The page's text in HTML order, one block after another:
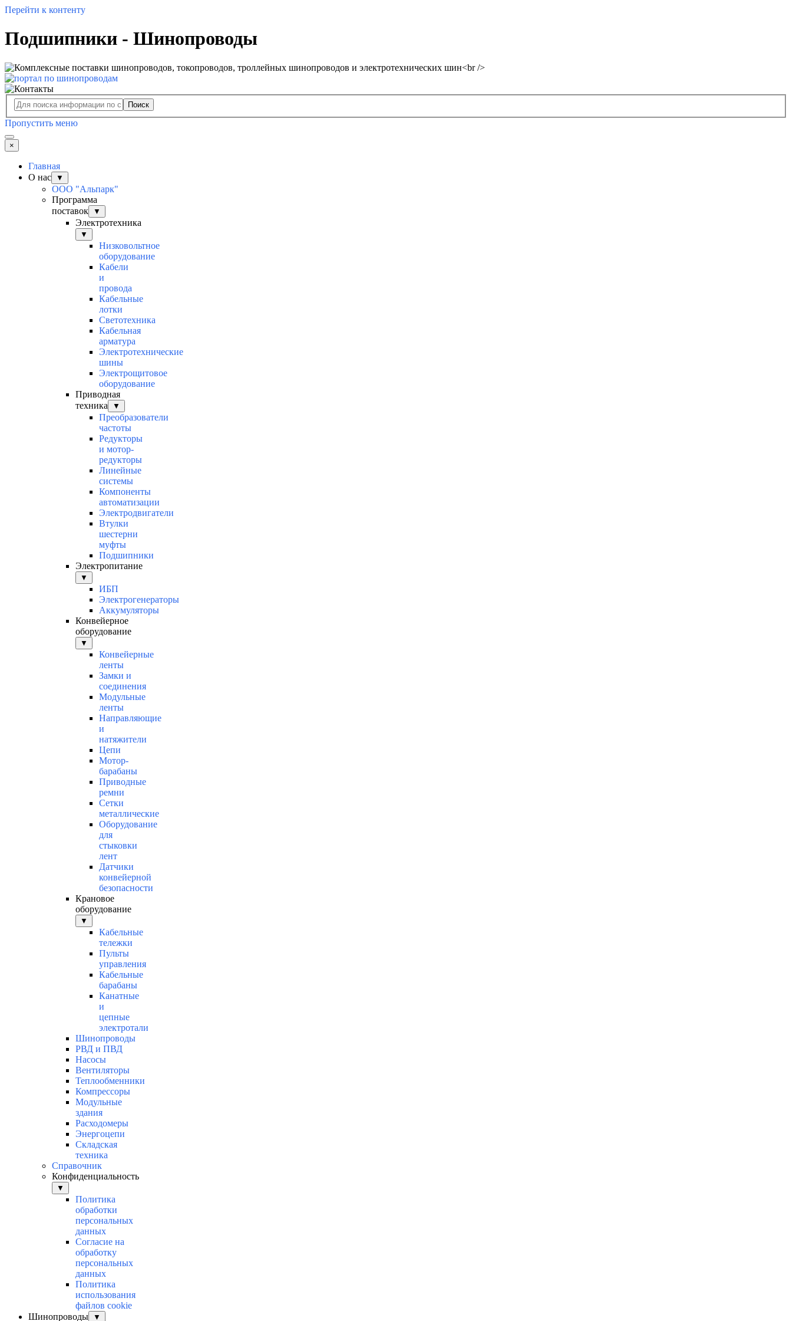
Перейти к контенту
Подшипники - Шинопроводы
Поиск
Пропустить меню
×
Главная
О нас
▼
ООО "Альпарк"
Программа
поставок
▼
Электротехника
▼
Низковольтное
оборудование
Кабели
и
провода
Кабельные
лотки
Светотехника
Кабельная
арматура
Электротехнические
шины
Электрощитовое
оборудование
Приводная
техника
▼
Преобразователи
частоты
Редукторы
и мотор-
редукторы
Линейные
системы
Компоненты
автоматизации
Электродвигатели
Втулки
шестерни
муфты
Подшипники
Электропитание
▼
ИБП
Электрогенераторы
Аккумуляторы
Конвейерное
оборудование
▼
Конвейерные
ленты
Замки и
соединения
Модульные
ленты
Направляющие
и
натяжители
Цепи
Мотор-
барабаны
Приводные
ремни
Сетки
металлические
Оборудование
для
стыковки
лент
Датчики
конвейерной
безопасности
Крановое
оборудование
▼
Кабельные
тележки
Пульты
управления
Кабельные
барабаны
Канатные
и
цепные
электротали
Шинопроводы
РВД и ПВД
Насосы
Вентиляторы
Теплообменники
Компрессоры
Модульные
здания
Расходомеры
Энергоцепи
Складская
техника
Справочник
Конфиденциальность
▼
Политика
обработки
персональных
данных
Согласие на
обработку
персональных
данных
Политика
использования
файлов cookie
Шинопроводы
▼